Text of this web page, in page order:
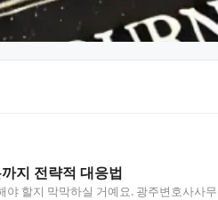
지 전략적 대응법
할지 막막하실 거예요. 광주변호사사